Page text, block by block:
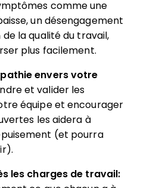
comme une
un désengagement
la qualité du travail,
plus facilement.
envers votre
et valider les
équipe et encourager
les aidera à
(et pourra
les charges de travail: